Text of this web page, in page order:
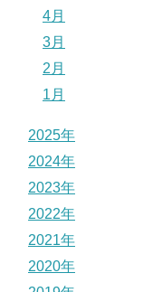
4月
3月
2月
1月
2025年
2024年
2023年
2022年
2021年
2020年